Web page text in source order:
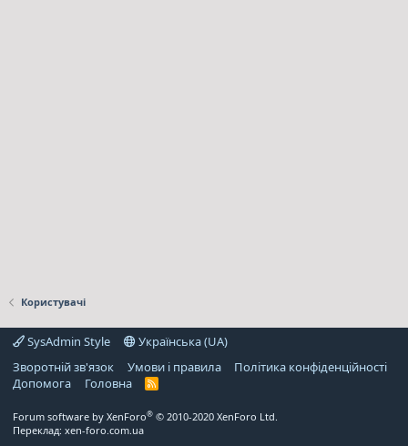
Користувачі
SysAdmin Style
Українська (UA)
Зворотній зв'язок
Умови і правила
Політика конфіденційності
Дoпoмoга
Головна
R
Forum software by XenForo® © 2010-2020 XenForo Ltd.
Переклад: xen-foro.com.ua